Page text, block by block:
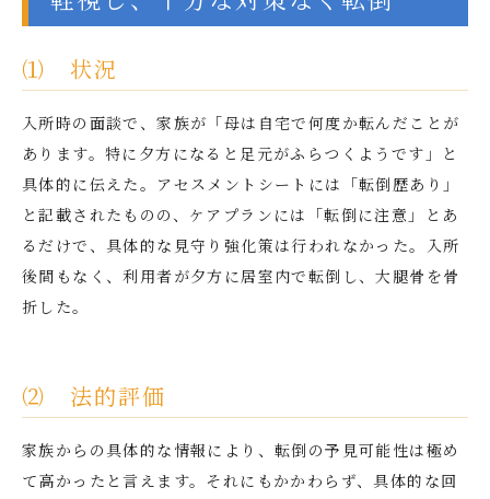
⑴ 状況
入所時の面談で、家族が「母は自宅で何度か転んだことが
あります。特に夕方になると足元がふらつくようです」と
具体的に伝えた。アセスメントシートには「転倒歴あり」
と記載されたものの、ケアプランには「転倒に注意」とあ
るだけで、具体的な見守り強化策は行われなかった。入所
後間もなく、利用者が夕方に居室内で転倒し、大腿骨を骨
折した。
⑵ 法的評価
家族からの具体的な情報により、転倒の予見可能性は極め
て高かったと言えます。それにもかかわらず、具体的な回